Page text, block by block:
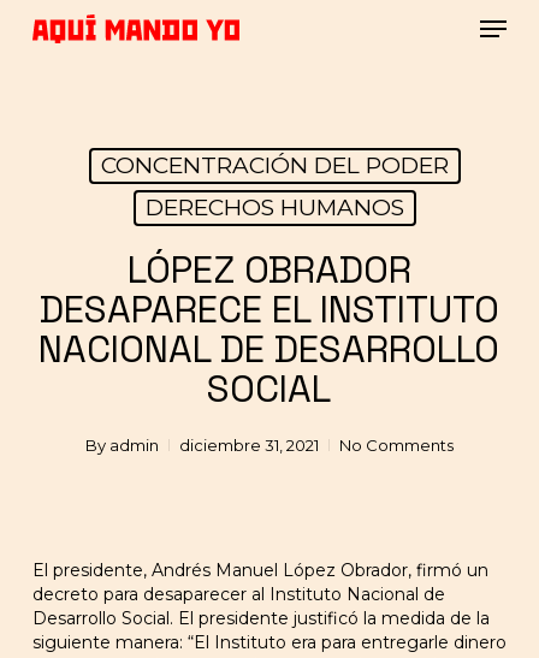
CONCENTRACIÓN DEL PODER
DERECHOS HUMANOS
LÓPEZ OBRADOR
DESAPARECE EL INSTITUTO
NACIONAL DE DESARROLLO
SOCIAL
By admin diciembre 31, 2021 No Comments
El presidente, Andrés Manuel López Obrador, firmó un
decreto para desaparecer al Instituto Nacional de
Desarrollo Social. El presidente justificó la medida de la
siguiente manera: “El Instituto era para entregarle dinero